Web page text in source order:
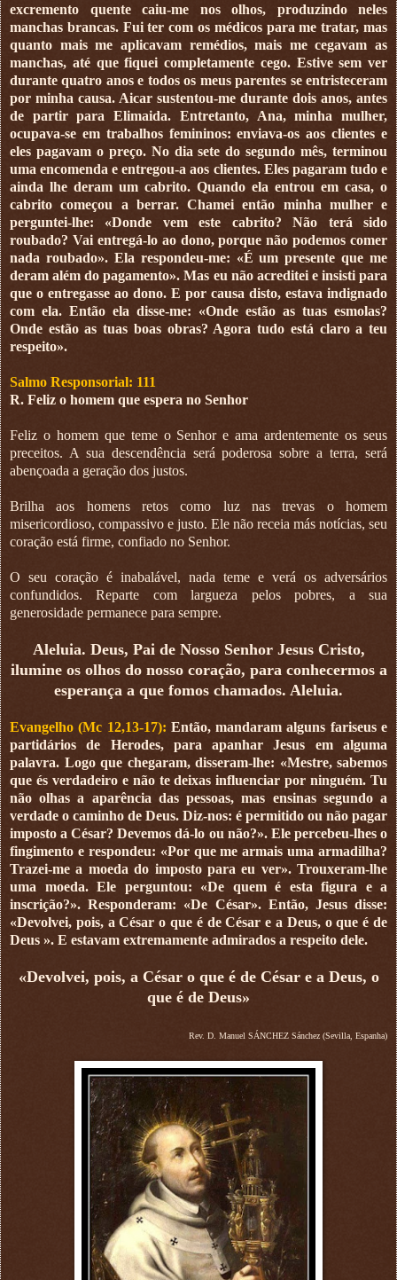
excremento quente caiu-me nos olhos, produzindo neles
manchas brancas. Fui ter com os médicos para me tratar, mas
quanto mais me aplicavam remédios, mais me cegavam as
manchas, até que fiquei completamente cego. Estive sem ver
durante quatro anos e todos os meus parentes se entristeceram
por minha causa. Aicar sustentou-me durante dois anos, antes
de partir para Elimaida. Entretanto, Ana, minha mulher,
ocupava-se em trabalhos femininos: enviava-os aos clientes e
eles pagavam o preço. No dia sete do segundo mês, terminou
uma encomenda e entregou-a aos clientes. Eles pagaram tudo e
ainda lhe deram um cabrito. Quando ela entrou em casa, o
cabrito começou a berrar. Chamei então minha mulher e
perguntei-lhe: «Donde vem este cabrito? Não terá sido
roubado? Vai entregá-lo ao dono, porque não podemos comer
nada roubado». Ela respondeu-me: «É um presente que me
deram além do pagamento». Mas eu não acreditei e insisti para
que o entregasse ao dono. E por causa disto, estava indignado
com ela. Então ela disse-me: «Onde estão as tuas esmolas?
Onde estão as tuas boas obras? Agora tudo está claro a teu
respeito».
Salmo Responsorial: 111
R. Feliz o homem que espera no Senhor
Feliz o homem que teme o Senhor e ama ardentemente os seus
preceitos. A sua descendência será poderosa sobre a terra, será
abençoada a geração dos justos.
Brilha aos homens retos como luz nas trevas o homem
misericordioso, compassivo e justo. Ele não receia más notícias, seu
coração está firme, confiado no Senhor.
O seu coração é inabalável, nada teme e verá os adversários
confundidos. Reparte com largueza pelos pobres, a sua
generosidade permanece para sempre.
Aleluia. Deus, Pai de Nosso Senhor Jesus Cristo,
ilumine os olhos do nosso coração, para conhecermos a
esperança a que fomos chamados. Aleluia.
Evangelho (Mc 12,13-17): Então, mandaram alguns fariseus e
partidários de Herodes, para apanhar Jesus em alguma
palavra. Logo que chegaram, disseram-lhe: «Mestre, sabemos
que és verdadeiro e não te deixas influenciar por ninguém. Tu
não olhas a aparência das pessoas, mas ensinas segundo a
verdade o caminho de Deus. Diz-nos: é permitido ou não pagar
imposto a César? Devemos dá-lo ou não?». Ele percebeu-lhes o
fingimento e respondeu: «Por que me armais uma armadilha?
Trazei-me a moeda do imposto para eu ver». Trouxeram-lhe
uma moeda. Ele perguntou: «De quem é esta figura e a
inscrição?». Responderam: «De César». Então, Jesus disse:
«Devolvei, pois, a César o que é de César e a Deus, o que é de
Deus ». E estavam extremamente admirados a respeito dele.
«Devolvei, pois, a César o que é de César e a Deus, o
que é de Deus»
Rev. D. Manuel SÁNCHEZ Sánchez (Sevilla, Espanha)